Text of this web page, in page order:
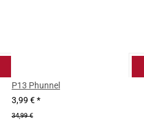
P13 Phunnel
3,99 €*
34,99 €